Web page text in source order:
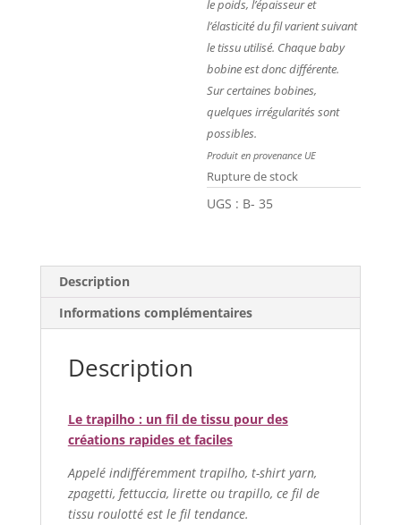
le poids, l’épaisseur et
l’élasticité du fil varient suivant
le tissu utilisé. Chaque baby
bobine est donc différente.
Sur certaines bobines,
quelques irrégularités sont
possibles.
Produit en provenance UE
Rupture de stock
UGS : B- 35
Description
Informations complémentaires
Description
Le trapilho : un fil de tissu pour des
créations rapides et faciles
Appelé indifféremment trapilho, t-shirt yarn,
zpagetti, fettuccia, lirette ou trapillo, ce fil de
tissu roulotté est le fil tendance.